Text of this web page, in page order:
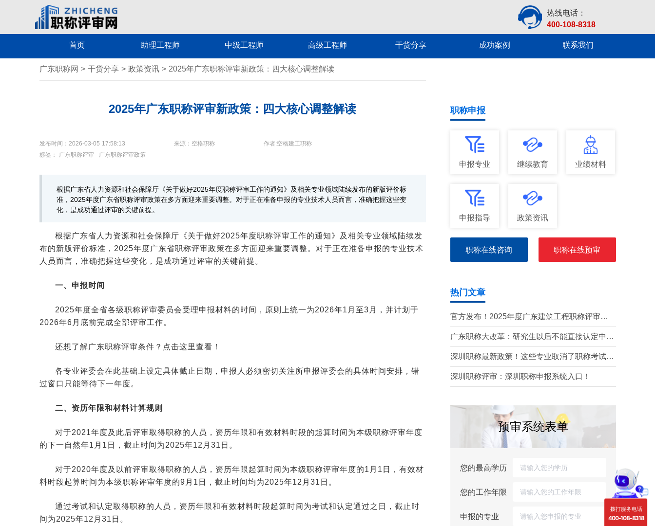
热线电话：
400-108-8318
首页 助理工程师 中级工程师 高级工程师 干货分享 成功案例 联系我们
广东职称网 > 干货分享 > 政策资讯 > 2025年广东职称评审新政策：四大核心调整解读
2025年广东职称评审新政策：四大核心调整解读
发布时间：2026-03-05 17:58:13 来源：空格职称
作者:空格建工职称
标签：
广东职称评审 广东职称评审政策
根据广东省人力资源和社会保障厅《关于做好2025年度职称评审工作的通知》及相关专业领域陆续发布的新版评价标
准，2025年度广东省职称评审政策在多方面迎来重要调整。对于正在准备申报的专业技术人员而言，准确把握这些变
化，是成功通过评审的关键前提。
根据广东省人力资源和社会保障厅《关于做好2025年度职称评审工作的通知》及相关专业领域陆续发
布的新版评价标准，2025年度广东省职称评审政策在多方面迎来重要调整。对于正在准备申报的专业技术
人员而言，准确把握这些变化，是成功通过评审的关键前提。
一、申报时间
2025年度全省各级职称评审委员会受理申报材料的时间，原则上统一为2026年1月至3月，并计划于
2026年6月底前完成全部评审工作。
还想了解广东职称评审条件？点击这里查看！
各专业评委会在此基础上设定具体截止日期，申报人必须密切关注所申报评委会的具体时间安排，错
过窗口只能等待下一年度。
二、资历年限和材料计算规则
对于2021年度及此后评审取得职称的人员，资历年限和有效材料时段的起算时间为本级职称评审年度
的下一自然年1月1日，截止时间为2025年12月31日。
对于2020年度及以前评审取得职称的人员，资历年限起算时间为本级职称评审年度的1月1日，有效材
料时段起算时间为本级职称评审年度的9月1日，截止时间均为2025年12月31日。
通过考试和认定取得职称的人员，资历年限和有效材料时段起算时间为考试和认定通过之日，截止时
间为2025年12月31日。
职称申报
申报专业 继续教育 业绩材料
申报指导 政策资讯
职称在线咨询 职称在线预审
热门文章
官方发布！2025年度广东建筑工程职称评审通
知要点全解读
广东职称大改革：研究生以后不能直接认定中级
了？政策深度解读！
深圳职称最新政策！这些专业取消了职称考试！
有你的专业吗？
深圳职称评审：深圳职称申报系统入口！
预审系统表单
您的最高学历
您的工作年限
申报的专业
拨打服务电话
400-108-8318